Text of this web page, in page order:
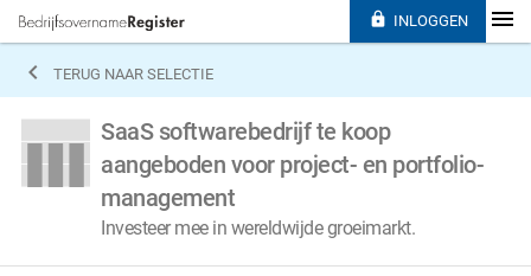
 TERUG NAAR SELECTIE
SaaS softwarebedrijf te koop
aangeboden voor project- en portfolio-
management
Investeer mee in wereldwijde groeimarkt.
 INLOGGEN